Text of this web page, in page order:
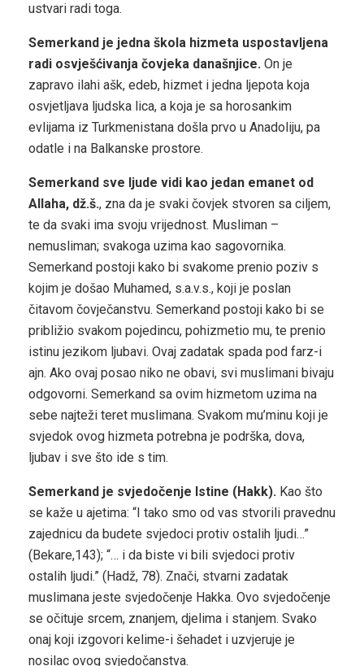
ustvari radi toga.
Semerkand je jedna škola hizmeta uspostavljena
radi osvješćivanja čovjeka današnjice. On je
zapravo ilahi ašk, edeb, hizmet i jedna ljepota koja
osvjetljava ljudska lica, a koja je sa horosankim
evlijama iz Turkmenistana došla prvo u Anadoliju, pa
odatle i na Balkanske prostore.
Semerkand sve ljude vidi kao jedan emanet od
Allaha, dž.š., zna da je svaki čovjek stvoren sa ciljem,
te da svaki ima svoju vrijednost. Musliman –
nemusliman; svakoga uzima kao sagovornika.
Semerkand postoji kako bi svakome prenio poziv s
kojim je došao Muhamed, s.a.v.s., koji je poslan
čitavom čovječanstvu. Semerkand postoji kako bi se
približio svakom pojedincu, pohizmetio mu, te prenio
istinu jezikom ljubavi. Ovaj zadatak spada pod farz-i
ajn. Ako ovaj posao niko ne obavi, svi muslimani bivaju
odgovorni. Semerkand sa ovim hizmetom uzima na
sebe najteži teret muslimana. Svakom mu’minu koji je
svjedok ovog hizmeta potrebna je podrška, dova,
ljubav i sve što ide s tim.
Semerkand je svjedočenje Istine (Hakk). Kao što
se kaže u ajetima: “I tako smo od vas stvorili pravednu
zajednicu da budete svjedoci protiv ostalih ljudi…”
(Bekare,143); “… i da biste vi bili svjedoci protiv
ostalih ljudi.” (Hadž, 78). Znači, stvarni zadatak
muslimana jeste svjedočenje Hakka. Ovo svjedočenje
se očituje srcem, znanjem, djelima i stanjem. Svako
onaj koji izgovori kelime-i šehadet i uzvjeruje je
nosilac ovog svjedočanstva.